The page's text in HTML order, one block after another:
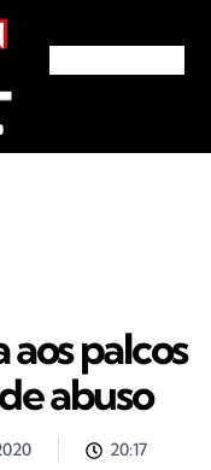
palcos
abuso
20:17